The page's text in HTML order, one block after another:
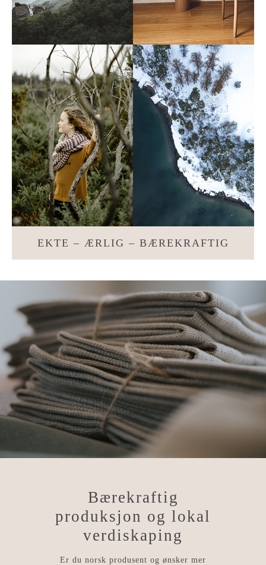
EKTE – ÆRLIG – BÆREKRAFTIG
Bærekraftig
produksjon og lokal
verdiskaping
​Er du norsk produsent og ønsker mer